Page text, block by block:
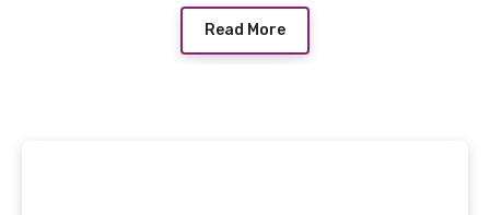
Read More